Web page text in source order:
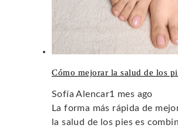
Cómo mejorar la salud de los
Sofía Alencar1 mes ago
La forma más rápida de
la salud de los pies es